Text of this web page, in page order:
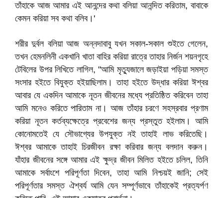
তাঁহাকে আজ আমার এই আনন্দের কথা বলিয়া আনন্দিত করিতাম, বাবাকে
কেমন করিয়া সব কথা বলিব।'
শরীর দুর্বল বলিয়া আজ অন্নদাবাবু যখন সকাল-সকাল শুইতে গেলেন,
তখন হেমনলিনী একখানি খাতা বাহির করিয়া রাত্রে তাহার নির্জন শয়নগৃহে
টেবিলের উপর লিখিতে লাগিল, "আমি মৃত্যুজালে জড়াইয়া পড়িয়া সমস্ত
সংসার হইতে বিযুক্ত হইয়াছিলাম। তাহা হইতে উদ্ধার করিয়া ঈশ্বর
আবার যে একদিন আমাকে নূতন জীবনের মধ্যে প্রতিষ্ঠিত করিবেন তাহা
আমি মনেও করিতে পারিতাম না। আজ তাঁহার চরণে সহস্রবার প্রণাম
করিয়া নূতন কর্তব্যক্ষেত্রে প্রবেশের জন্য প্রস্তুত হইলাম। আমি
কোনোমতেই যে সৌভাগ্যের উপযুক্ত নই তাহাই লাভ করিতেছি।
ঈশ্বর আমাকে তাহাই চিরজীবন রক্ষা করিবার জন্য বলদান করুন।
যাঁহার জীবনের সঙ্গে আমার এই ক্ষুদ্র জীবন মিলিত হইতে চলিল, তিনি
আমাকে সর্বাংশে পরিপূর্ণতা দিবেন, তাহা আমি নিশ্চয়ই জানি; সেই
পরিপূর্ণতার সমস্ত ঐশ্বর্য আমি যেন সম্পূর্ণভাবে তাঁহাকেই প্রত্যর্পণ